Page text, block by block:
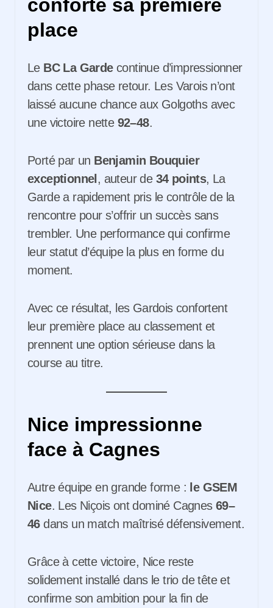
conforte sa première
place
Le BC La Gardecontinue d’impressionner
dans cette phase retour. Les Varois n’ont
laissé aucune chance aux Golgoths avec
une victoire nette 92–48.
Porté par un Benjamin Bouquier
exceptionnel , auteur de 34 points, La
Garde a rapidement pris le contrôle de la
rencontre pour s’offrir un succès sans
trembler. Une performance qui confirme
leur statut d’équipe la plus en forme du
moment.
Avec ce résultat, les Gardois confortent
leur première place au classement et
prennent une option sérieuse dans la
course au titre.
Nice impressionne
face à Cagnes
Autre équipe en grande forme : le GSEM
Nice. Les Niçois ont dominé Cagnes69–
46dans un match maîtrisé défensivement.
Grâce à cette victoire, Nice reste
solidement installé dans le trio de tête et
confirme son ambition pour la fin de